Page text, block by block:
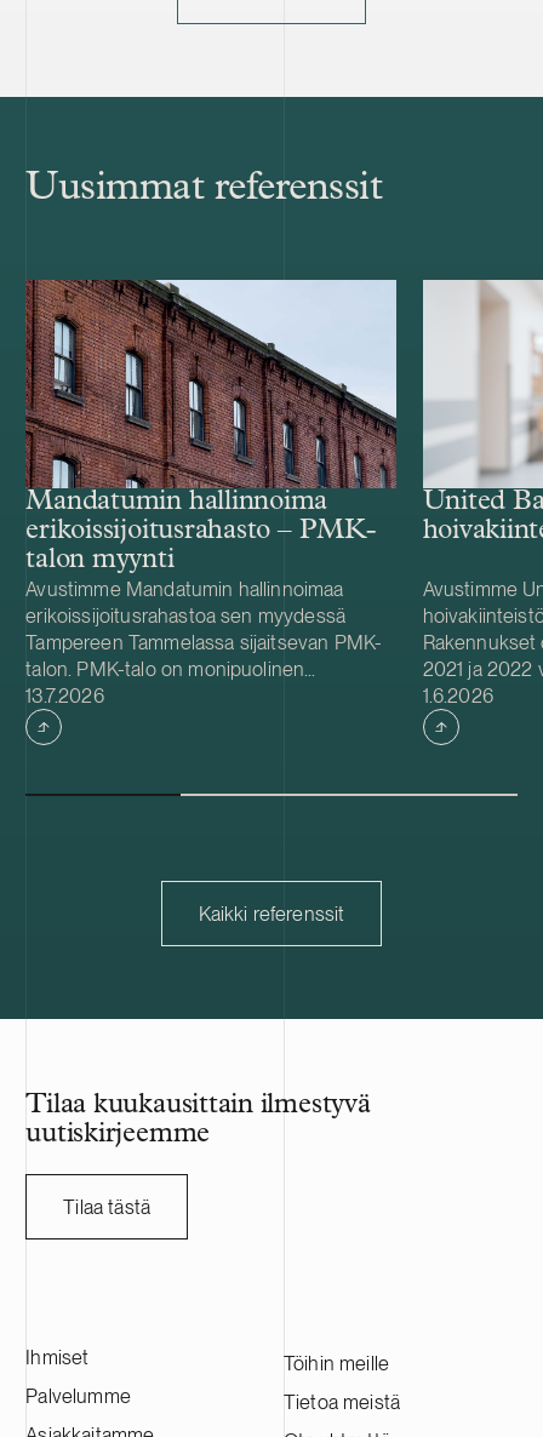
Uusimmat referenssit
Mandatumin hallinnoima
erikoissijoitusrahasto – PMK-
talon myynti
Avustimme Mandatumin hallinnoimaa
erikoissijoitusrahastoa sen myydessä
Tampereen Tammelassa sijaitsevan PMK-
talon. PMK-talo on monipuolinen
toimitilakiinteistö, jossa toimii kymmeniä
vuokralaisia. Tilat ovat muun muassa
varasto-, tuotanto- ja toimistokäytössä.
Julkaistu
13.7.2026
United
Avustimme
2021 ja 2022
tekniset- ja
kolme
Portfolion
Julkaistu
1.6.2026
Kaikki referenssit
Tilaa kuukausittain ilmestyvä
uutiskirjeemme
Tilaa tästä
Ihmiset
Palvelumme
Töihin meille
Tietoa meistä